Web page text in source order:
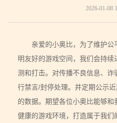
2026-01-08
亲爱的小奥比，为了维护公
明友好的游戏空间，我们会持
测和打击。对传播不良信息、
行禁言/封停处理。并定期公示
的数据。期望各位小奥比能够和
健康的游戏环境，打造属于我们